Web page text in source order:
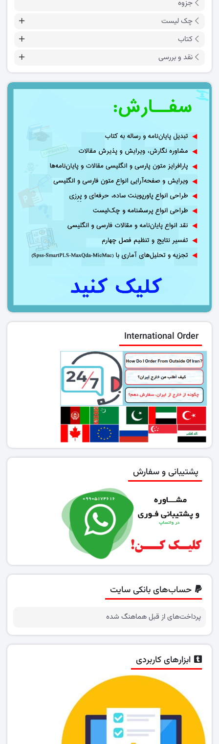
جزوه
چک لیست
کتاب
نقد و بررسی
International Order
پشتیبانی و سفارش
حساب‌های بانکی سایت
پرداخت‌های از قبل هماهنگ شده
ابزارهای کاربردی